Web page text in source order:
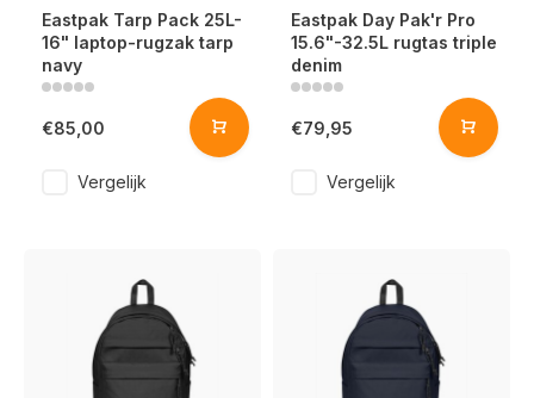
Eastpak Tarp Pack 25L-
16" laptop-rugzak tarp
navy
€85,00
Vergelijk
Eastpak Day Pak'r Pro
15.6"-32.5L rugtas triple
denim
€79,95
Vergelijk